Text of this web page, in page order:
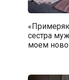
сестра
моем